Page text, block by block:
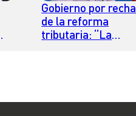
Gobierno por
de la reforma
tributaria: “La